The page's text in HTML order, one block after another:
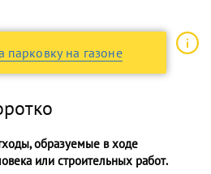
парковку на газоне
образуемые в ходе
или строительных работ.